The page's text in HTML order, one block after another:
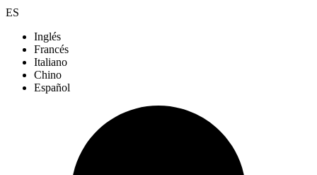
ES
Inglés
Francés
Italiano
Chino
Español